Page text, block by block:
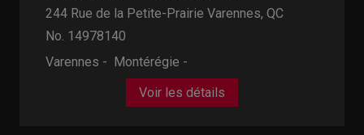
244 Rue de la Petite-Prairie Varennes, QC
No. 14978140
Varennes - Montérégie -
Voir les détails